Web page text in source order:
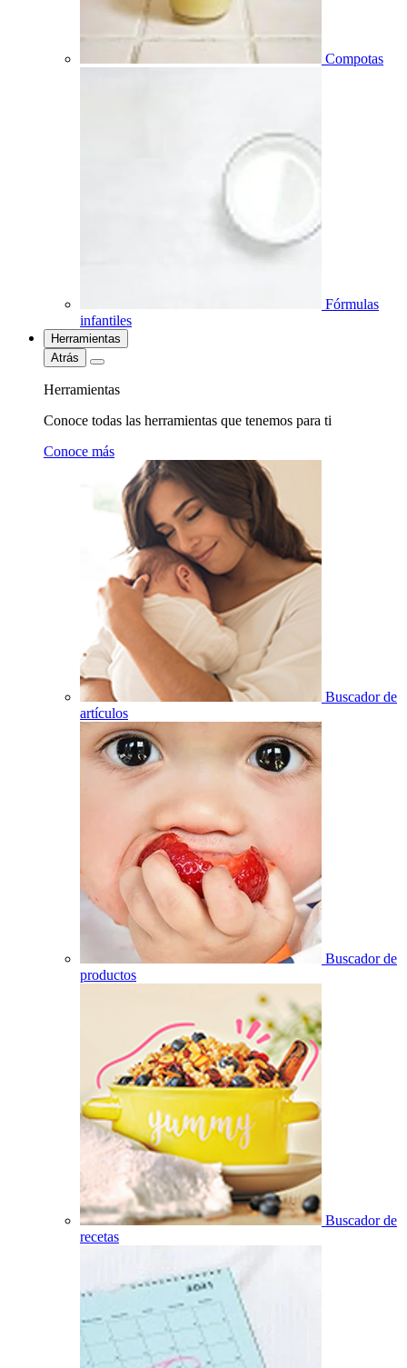
Compotas
Fórmulas
infantiles
Herramientas
Atrás
Herramientas
Conoce todas las herramientas que tenemos para ti
Conoce más
Buscador de
artículos
Buscador de
productos
Buscador de
recetas